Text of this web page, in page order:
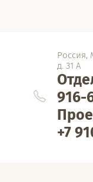
Россия,
д. 31 А
916-
+7